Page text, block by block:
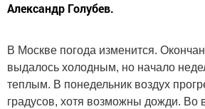
Александр Голубев.
В Москве погода изменится.
выдалось холодным, но начало
теплым. В понедельник воздух
градусов, хотя возможны дожди. Во